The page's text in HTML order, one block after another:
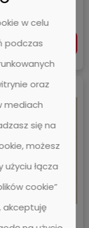
KOSZYKA
PVC FORBO
w celu
podczas
oraz
mediach
się na
możesz
łącza
cookie”
akceptuję